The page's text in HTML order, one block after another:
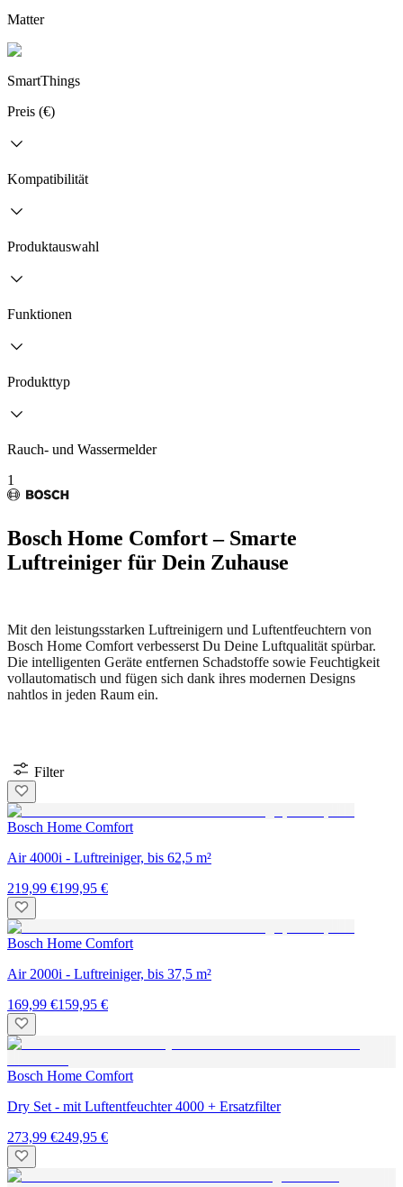
Matter
SmartThings
Preis (€)
Kompatibilität
Produktauswahl
Funktionen
Produkttyp
Rauch- und Wassermelder
1
Bosch Home Comfort – Smarte
Luftreiniger für Dein Zuhause
Mit den leistungsstarken Luftreinigern und Luftentfeuchtern von
Bosch Home Comfort verbesserst Du Deine Luftqualität spürbar.
Die intelligenten Geräte entfernen Schadstoffe sowie Feuchtigkeit
vollautomatisch und fügen sich dank ihres modernen Designs
nahtlos in jeden Raum ein.
Filter
Bosch Home Comfort
Air 4000i - Luftreiniger, bis 62,5 m²
219,99 €199,95 €
Bosch Home Comfort
Air 2000i - Luftreiniger, bis 37,5 m²
169,99 €159,95 €
Bosch Home Comfort
Dry Set - mit Luftentfeuchter 4000 + Ersatzfilter
273,99 €249,95 €